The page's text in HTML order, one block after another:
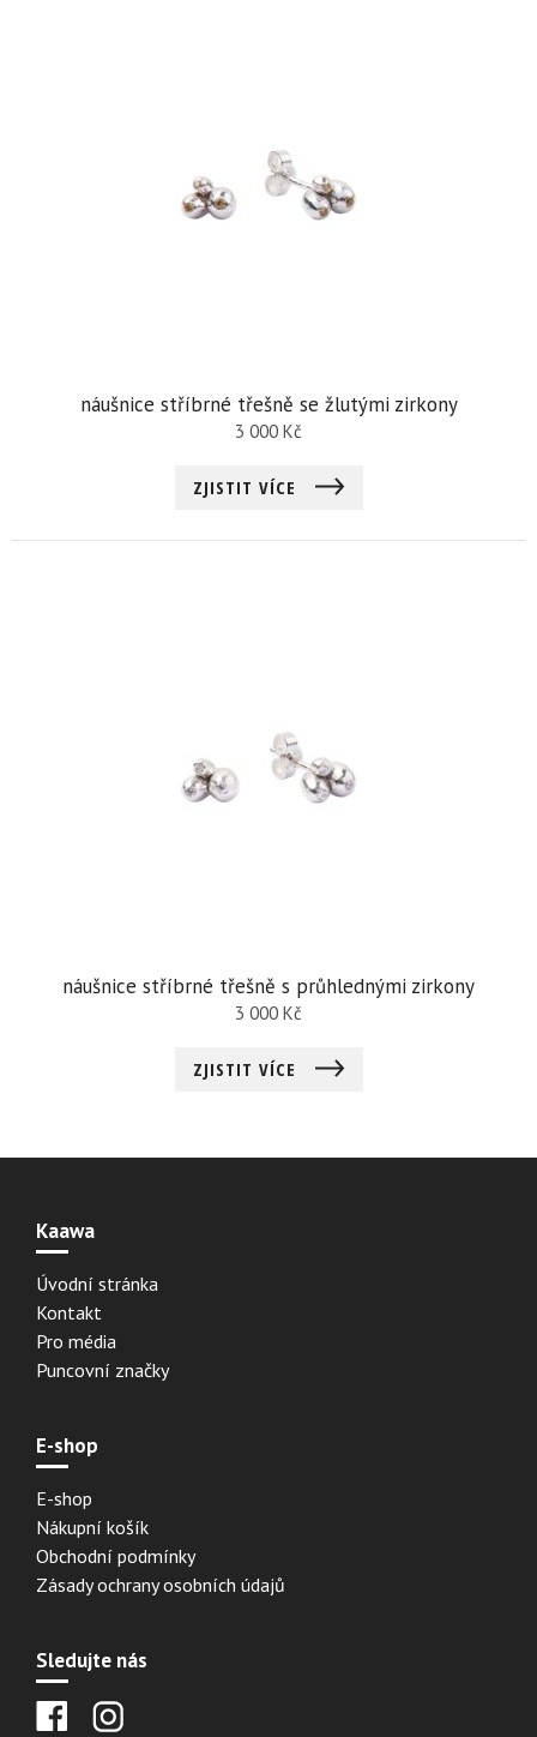
náušnice stříbrné třešně se žlutými zirkony
3 000 Kč
ZJISTIT VÍCE
náušnice stříbrné třešně s průhlednými zirkony
3 000 Kč
ZJISTIT VÍCE
Kaawa
Úvodní stránka
Kontakt
Pro média
Puncovní značky
E-shop
E-shop
Nákupní košík
Obchodní podmínky
Zásady ochrany osobních údajů
Sledujte nás